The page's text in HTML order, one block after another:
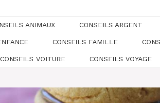
ANIMAUX CONSEILS ARGENT
CONSEILS FAMILLE
CONSEILS VOITURE CONSEILS VOYAGE
Automatically
Hierarchic
Menu